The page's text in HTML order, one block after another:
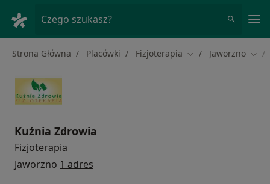
Czego szukasz?
Strona Główna Placówki Fizjoterapia Zmień miasto
Jaworzno
Kuźnia Zdrowia
Fizjoterapia
Jaworzno 1 adres